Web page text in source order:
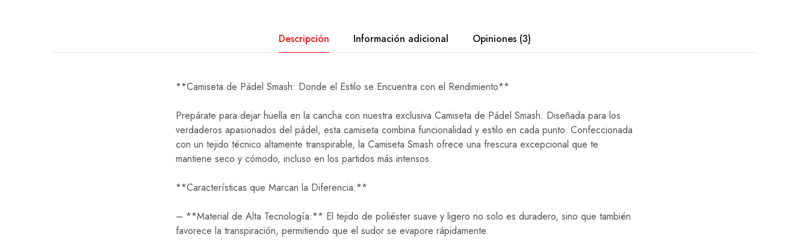
Descripción Información adicional Opiniones (3)
**Camiseta de Pádel Smash: Donde el Estilo se Encuentra con el Rendimiento**
Prepárate para dejar huella en la cancha con nuestra exclusiva Camiseta de Pádel Smash. Diseñada para los
verdaderos apasionados del pádel, esta camiseta combina funcionalidad y estilo en cada punto. Confeccionada
con un tejido técnico altamente transpirable, la Camiseta Smash ofrece una frescura excepcional que te
mantiene seco y cómodo, incluso en los partidos más intensos.
**Características que Marcan la Diferencia:**
– **Material de Alta Tecnología:** El tejido de poliéster suave y ligero no solo es duradero, sino que también
favorece la transpiración, permitiendo que el sudor se evapore rápidamente.